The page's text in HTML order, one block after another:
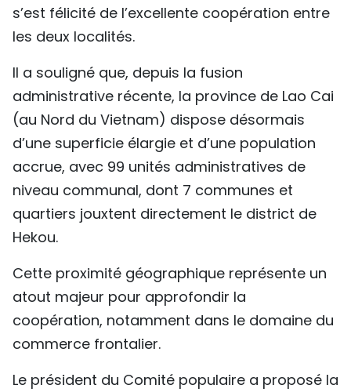
s’est félicité de l’excellente coopération entre
les deux localités.
Il a souligné que, depuis la fusion
administrative récente, la province de Lao Cai
(au Nord du Vietnam) dispose désormais
d’une superficie élargie et d’une population
accrue, avec 99 unités administratives de
niveau communal, dont 7 communes et
quartiers jouxtent directement le district de
Hekou.
Cette proximité géographique représente un
atout majeur pour approfondir la
coopération, notamment dans le domaine du
commerce frontalier.
Le président du Comité populaire a proposé la